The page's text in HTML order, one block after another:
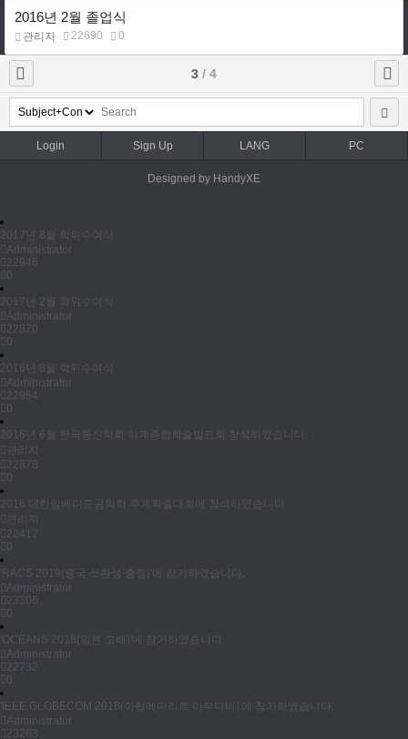
2016년 2월 졸업식
관리자 22690 0
3 / 4
Login Sign Up LANG PC
Designed by HandyXE
2017년 8월 학위수여식
Administrator
22946
0
2017년 2월 학위수여식
Administrator
22870
0
2016년 8월 학위수여식
Administrator
22954
0
2016년 6월 한국통신학회 하계종합학술발표회 참석하였습니다.
관리자
22878
0
2016 대한임베디드공학회 추계학술대회에 참석하였습니다.
관리자
22412
0
'RACS 2019(중국 쓰촨성 충칭)'에 참가하였습니다.
Administrator
23306
0
'OCEANS 2018(일본 고베)'에 참가하였습니다.
Administrator
22732
0
'IEEE GLOBECOM 2018(아랍에미리트 아부다비)'에 참가하였습니다.
Administrator
23263